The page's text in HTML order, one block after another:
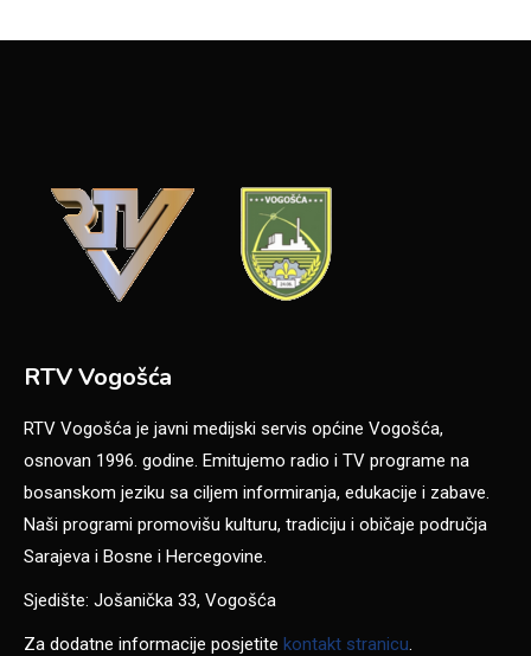
RTV Vogošća
RTV Vogošća je javni medijski servis općine Vogošća,
osnovan 1996. godine. Emitujemo radio i TV programe na
bosanskom jeziku sa ciljem informiranja, edukacije i zabave.
Naši programi promovišu kulturu, tradiciju i običaje područja
Sarajeva i Bosne i Hercegovine.
Sjedište: Jošanička 33, Vogošća
Za dodatne informacije posjetite kontakt stranicu.